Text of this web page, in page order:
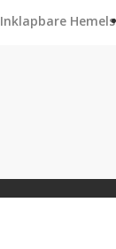
Inklapbare Hemels